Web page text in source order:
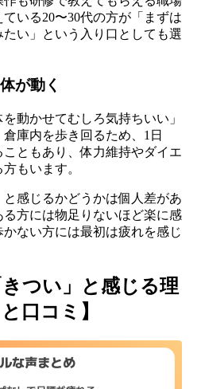
いる20〜30代の方が「まずは
い」という入り口としても選
が動く
動かせてむしろ気持ちいい」
庫内を歩き回るため、1日
こともあり、体力維持やダイエ
もいます。
感じるかどうかは個人差があ
方には物足りないほど楽に感
ない方には最初は疲れを感じ
つい」と感じる理
口コミ】